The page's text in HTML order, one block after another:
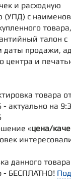
и расходную
(УПД) с
талон с
даты продажи,
центра и
товара
- актуально на
«цена/
данного товара
- БЕСПЛАТНО!